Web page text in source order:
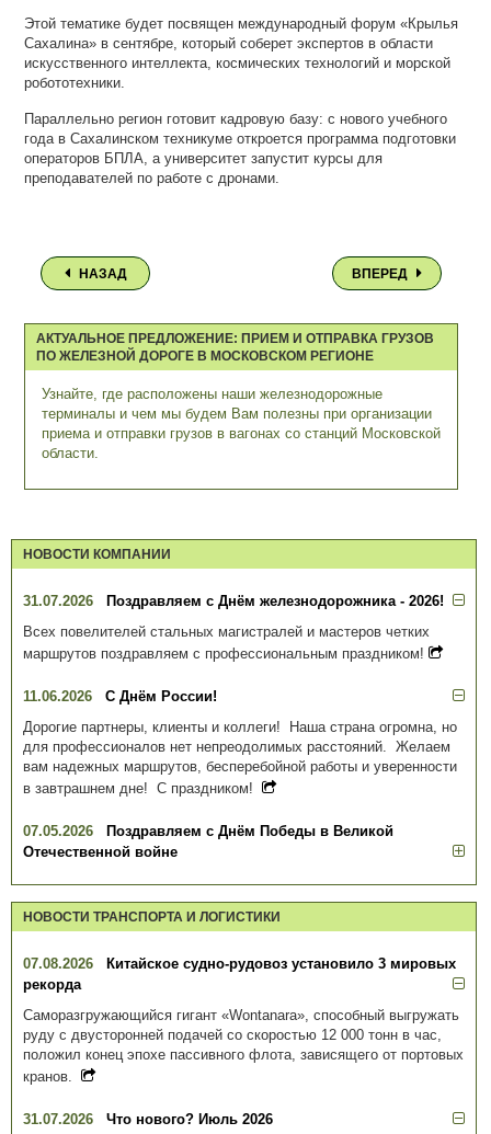
Этой тематике будет посвящен международный форум «Крылья
Сахалина» в сентябре, который соберет экспертов в области
искусственного интеллекта, космических технологий и морской
робототехники.
Параллельно регион готовит кадровую базу: с нового учебного
года в Сахалинском техникуме откроется программа подготовки
операторов БПЛА, а университет запустит курсы для
преподавателей по работе с дронами.
НАЗАД ВПЕРЕД
АКТУАЛЬНОЕ ПРЕДЛОЖЕНИЕ: ПРИЕМ И ОТПРАВКА ГРУЗОВ
ПО ЖЕЛЕЗНОЙ ДОРОГЕ В МОСКОВСКОМ РЕГИОНЕ
Узнайте, где расположены наши железнодорожные
терминалы и чем мы будем Вам полезны при организации
приема и отправки грузов в вагонах со станций Московской
области.
НОВОСТИ КОМПАНИИ
31.07.2026
Поздравляем с Днём железнодорожника - 2026!
Всех повелителей стальных магистралей и мастеров четких
маршрутов поздравляем с профессиональным праздником!
11.06.2026
С Днём России!
Дорогие партнеры, клиенты и коллеги! Наша страна огромна, но
для профессионалов нет непреодолимых расстояний. Желаем
вам надежных маршрутов, бесперебойной работы и уверенности
в завтрашнем дне! С праздником!
07.05.2026
Поздравляем с Днём Победы в Великой
Отечественной войне
НОВОСТИ ТРАНСПОРТА И ЛОГИСТИКИ
07.08.2026
Китайское судно-рудовоз установило 3 мировых
рекорда
Саморазгружающийся гигант «Wontanara», способный выгружать
руду с двусторонней подачей со скоростью 12 000 тонн в час,
положил конец эпохе пассивного флота, зависящего от портовых
кранов.
31.07.2026
Что нового? Июль 2026